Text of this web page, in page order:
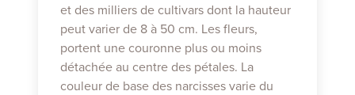
et des milliers de cultivars dont la hauteur
peut varier de 8 à 50 cm. Les fleurs,
portent une couronne plus ou moins
détachée au centre des pétales. La
couleur de base des narcisses varie du